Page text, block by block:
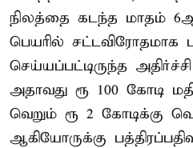
நிலத்தை கடந்த மாதம்
பெயரில் சட்டவிரோதமாக
செய்யப்பட்டிருந்த
அதாவது ரூ 100 கோடி
வெறும் ரூ 2 கோடிக்கு
ஆகியோருக்கு